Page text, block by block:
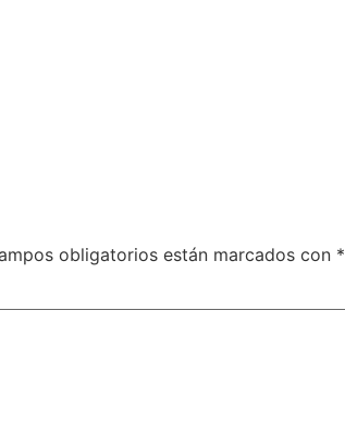
obligatorios están marcados con *